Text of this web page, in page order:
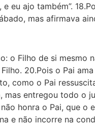
eu ajo também”.
mas afirmava
o Filho de si
20.Pois o Pai
como o Pai
mas entregou todo o
honra o Pai, que o
e não incorre na